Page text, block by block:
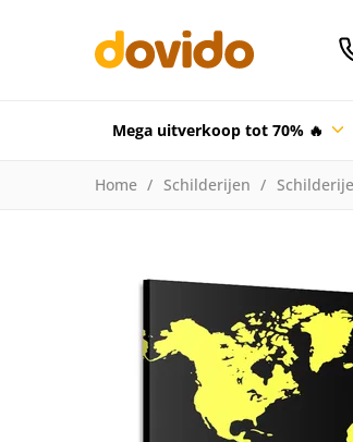
Mega uitverkoop tot 70% 🔥
Home Schilderijen